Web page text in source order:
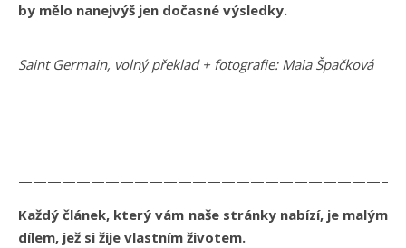
by mělo nanejvýš jen dočasné výsledky.
Saint Germain, volný překlad + fotografie: Maia Špačková
Každý článek, který vám naše stránky nabízí, je malým
dílem, jež si žije vlastním životem.